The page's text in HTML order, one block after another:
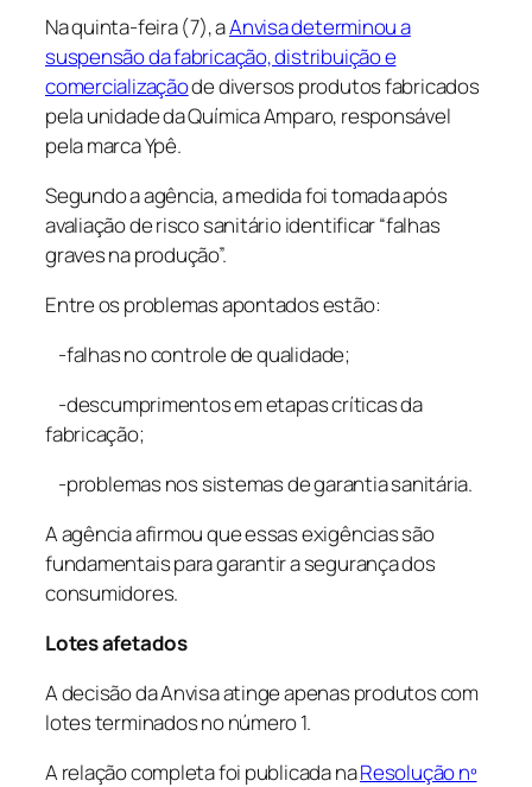
Na quinta-feira (7), aAnvisa determinou a
suspensão da fabricação, distribuição e
comercializaçãode diversos produtos fabricados
pela unidade da Química Amparo, responsável
pela marca Ypê.
Segundo a agência, a medida foi tomada após
avaliação de risco sanitário identificar “falhas
graves na produção”.
Entre os problemas apontados estão:
-falhas no controle de qualidade;
-descumprimentos em etapas críticas da
fabricação;
-problemas nos sistemas de garantia sanitária.
A agência afirmou que essas exigências são
fundamentais para garantir a segurança dos
consumidores.
Lotes afetados
A decisão da Anvisa atinge apenas produtos com
lotes terminados no número 1.
A relação completa foi publicada naResolução nº